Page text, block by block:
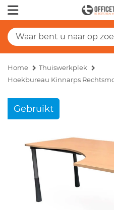
Home
Thuiswerkplek
Hoekbureau Kinnarps
Gebruikt